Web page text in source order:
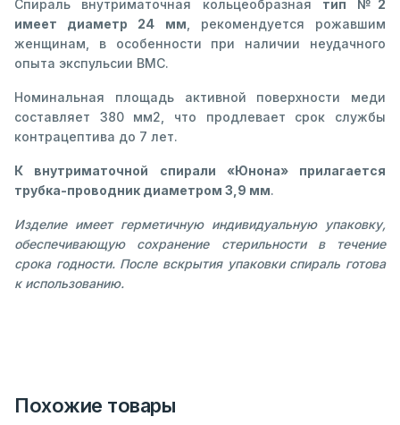
Спираль внутриматочная кольцеобразная тип №2
имеет диаметр 24 мм , рекомендуется рожавшим
женщинам, в особенности при наличии неудачного
опыта экспульсии ВМС.
Номинальная площадь активной поверхности меди
составляет 380 мм2, что продлевает срок службы
контрацептива до 7 лет.
К внутриматочной спирали «Юнона» прилагается
трубка-проводник диаметром 3,9 мм.
Изделие имеет герметичную индивидуальную упаковку,
обеспечивающую сохранение стерильности в течение
срока годности. После вскрытия упаковки спираль готова
к использованию.
Похожие товары